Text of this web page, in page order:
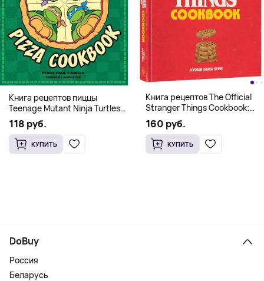
Книга рецептов пиццы
Teenage Mutant Ninja Turtles
Pizza Cookbook (На
английском)
118 руб.
КУПИТЬ
Книга рецептов The Official
Stranger Things Cookbook:
Recipes from Hawkins and
Beyond (На английском)
160 руб.
КУПИТЬ
DoBuy
Россия
Беларусь